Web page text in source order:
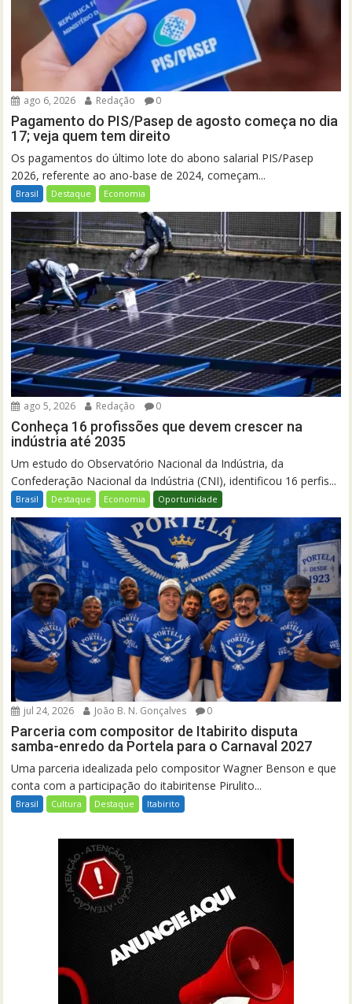
ago 6, 2026 Redação 0
Pagamento do PIS/Pasep de agosto começa no dia
17; veja quem tem direito
Os pagamentos do último lote do abono salarial PIS/Pasep
2026, referente ao ano-base de 2024, começam...
Brasil Destaque Economia
ago 5, 2026 Redação 0
Conheça 16 profissões que devem crescer na
indústria até 2035
Um estudo do Observatório Nacional da Indústria, da
Confederação Nacional da Indústria (CNI), identificou 16 perfis...
Brasil Destaque Economia Oportunidade
jul 24, 2026 João B. N. Gonçalves 0
Parceria com compositor de Itabirito disputa
samba-enredo da Portela para o Carnaval 2027
Uma parceria idealizada pelo compositor Wagner Benson e que
conta com a participação do itabiritense Pirulito...
Brasil Cultura Destaque Itabirito